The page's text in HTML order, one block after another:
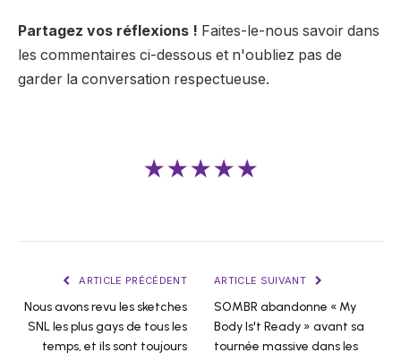
Partagez vos réflexions ! Faites-le-nous savoir dans
les commentaires ci-dessous et n'oubliez pas de
garder la conversation respectueuse.
★★★★★
ARTICLE PRÉCÉDENT
Nous avons revu les sketches
SNL les plus gays de tous les
temps, et ils sont toujours
ARTICLE SUIVANT
SOMBR abandonne « My
Body Is't Ready » avant sa
tournée massive dans les